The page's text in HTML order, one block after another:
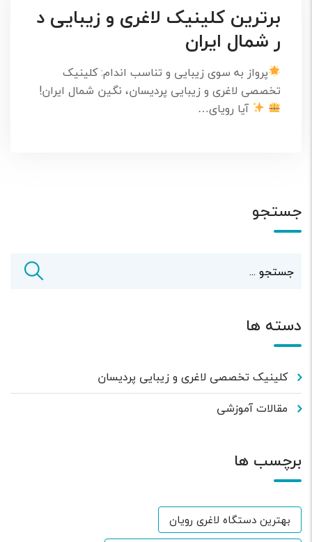
برترین کلینیک لاغری و زیبایی د
ر شمال ایران
پرواز به سوی زیبایی و تناسب اندام: کلینیک
تخصصی لاغری و زیبایی پردیسان، نگین شمال ایران!
آیا رویای…
جستجو
دسته ها
کلینیک تخصصی لاغری و زیبایی پردیسان
مقالات آموزشی
برچسب ها
بهترین دستگاه لاغری رویان